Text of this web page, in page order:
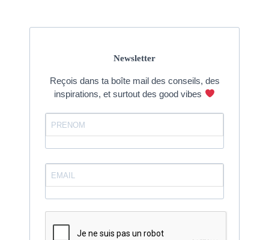
Newsletter
Reçois dans ta boîte mail des conseils, des
inspirations, et surtout des good vibes